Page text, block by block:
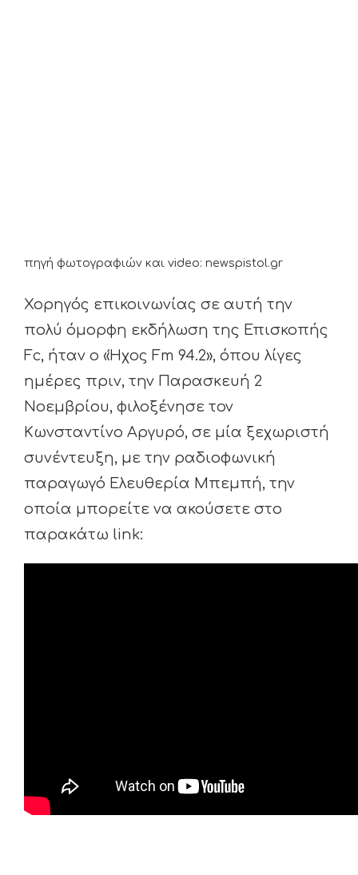
πηγή φωτογραφιών και video: newspistol.gr
Χορηγός επικοινωνίας σε αυτή την
πολύ όμορφη εκδήλωση της Επισκοπής
Fc, ήταν ο «Ήχος Fm 94.2», όπου λίγες
ημέρες πριν, την Παρασκευή 2
Νοεμβρίου, φιλοξένησε τον
Κωνσταντίνο Αργυρό, σε μία ξεχωριστή
συνέντευξη, με την ραδιοφωνική
παραγωγό Ελευθερία Μπεμπή, την
οποία μπορείτε να ακούσετε στο
παρακάτω link: